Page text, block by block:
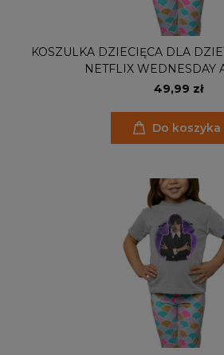
KOSZULKA DZIECIĘCA DLA
NETFLIX WEDNESDAY
49,99 zł
Do koszyka